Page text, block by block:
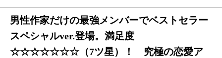
男性作家だけの最強メンバーでベストセラー
スペシャルver.登場。満足度
☆☆☆☆☆☆☆（7ツ星）！ 究極の恋愛ア